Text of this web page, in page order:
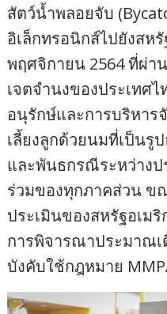
สัตว์น้ำพลอยจับ
อิเล็กทรอนิกส์ไปยังสห
พฤศจิกายน 2564 ที่ผ่า
เจตจำนงของประเทศ
อนุรักษ์และการบริหาร
เลี้ยงลูกด้วยนมที่เป็นรู
และพันธกรณีระหว่างป
ร่วมของทุกภาคส่วน ข
ประเมินของสหรัฐอเม
การพิจารณาประมาณ
บังคับใช้กฎหมาย